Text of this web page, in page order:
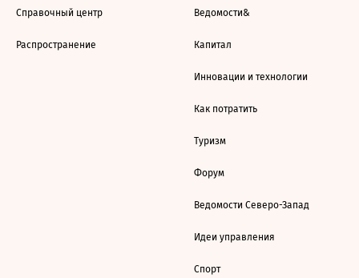
Справочный центр
Распространение
Ведомости&
Капитал
Инновации и технологии
Как потратить
Туризм
Форум
Ведомости Северо-Запад
Идеи управления
Спорт